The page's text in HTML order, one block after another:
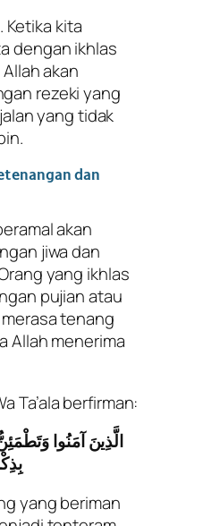
Ketika kita
dengan ikhlas
akan
rezeki yang
yang tidak
dan
akan
jiwa dan
yang ikhlas
pujian atau
tenang
Allah menerima
Ta’ala berfirman:
الَّذِينَ آمَنُوا
yang beriman